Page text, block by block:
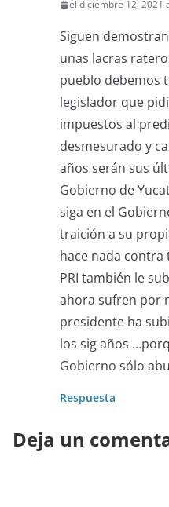
el diciembre 12, 2021
Siguen
unas lacras
pueblo debemos
legislador que
impuestos al
desmesurado y
años serán sus
Gobierno de
siga en el
traición a su
hace nada
PRI también le
ahora sufren por
presidente ha
los sig años
Gobierno sólo
Respuesta
Deja un